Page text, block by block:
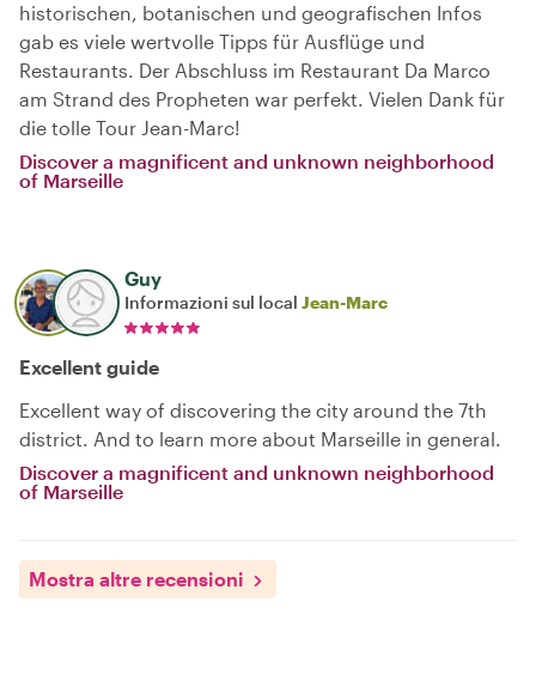
historischen, botanischen und geografischen Infos
gab es viele wertvolle Tipps für Ausflüge und
Restaurants. Der Abschluss im Restaurant Da Marco
am Strand des Propheten war perfekt. Vielen Dank für
die tolle Tour Jean-Marc!
Discover a magnificent and unknown neighborhood
of Marseille
Guy
Informazioni sul local Jean-Marc
Excellent guide
Excellent way of discovering the city around the 7th
district. And to learn more about Marseille in general.
Discover a magnificent and unknown neighborhood
of Marseille
Mostra altre recensioni